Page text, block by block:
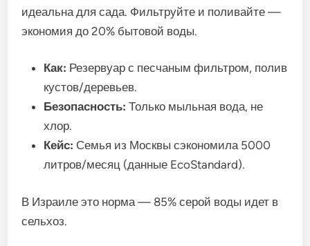
идеальна для сада. Фильтруйте и поливайте —
экономия до 20% бытовой воды.
Как: Резервуар с песчаным фильтром, полив
кустов/деревьев.
Безопасность: Только мыльная вода, не
хлор.
Кейс: Семья из Москвы сэкономила 5000
литров/месяц (данные EcoStandard).
В Израиле это норма — 85% серой воды идет в
сельхоз.